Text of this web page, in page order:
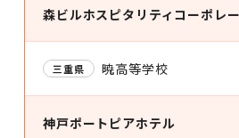
森ビルホスピタリティコーポレ
三重県 暁高等学校
神戸ポートピアホテル